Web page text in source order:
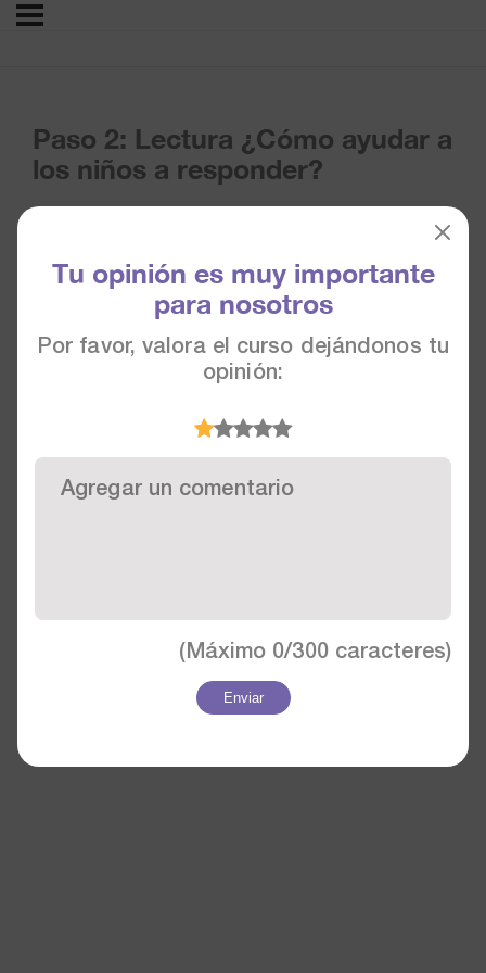
Tu opinión es muy importante
para nosotros
Por favor, valora el curso dejándonos tu
opinión:
(Máximo 0/300caracteres)
Enviar
Paso 2: Lectura ¿Cómo ayudar a
los niños a responder?